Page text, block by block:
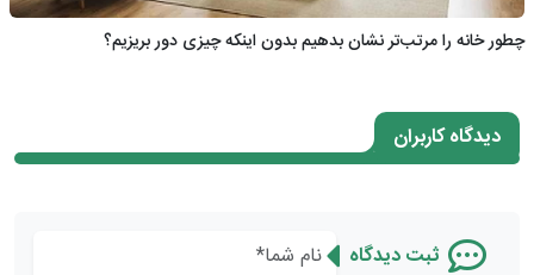
چطور خانه را مرتب‌تر نشان بدهیم بدون اینکه چیزی دور بریزیم؟
دیدگاه کاربران
ثبت دیدگاه